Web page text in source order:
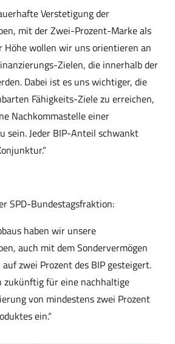
Verstetigung der
mit der Zwei-Prozent-Marke als
Höhe wollen wir uns orientieren an
Zielen, die innerhalb der
Dabei ist es uns wichtiger, die
Fähigkeits-Ziele zu erreichen,
Nachkommastelle einer
sein. Jeder BIP-Anteil schwankt
SPD-Bundestagsfraktion:
haben wir unsere
auch mit dem Sondervermögen
zwei Prozent des BIP gesteigert.
zukünftig für eine nachhaltige
von mindestens zwei Prozent
ein.“